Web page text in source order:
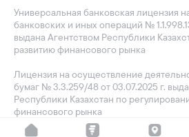
Универсальная банковская лицензия
банковских и иных операций №
выдана Агентством Республики
развитию финансового рынка
Лицензия на осуществление
бумаг № 3.3.259/48 от 03.07.2025 г.
Республики Казахстан по
финансового рынка